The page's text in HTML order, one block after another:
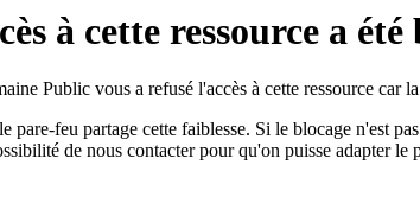
à cette ressource a
Public vous a refusé l'accès à cette ressource car
pare-feu partage cette faiblesse. Si le blocage n'est
de nous contacter pour qu'on puisse adapter le